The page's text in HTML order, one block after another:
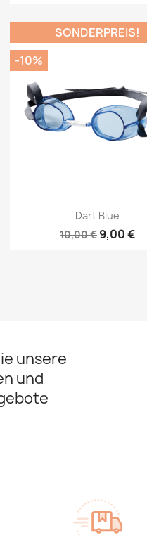
Vorschau
Dart Blue
10,00 € 9,00 €
SONDERPREIS!
-10%
unsere
und